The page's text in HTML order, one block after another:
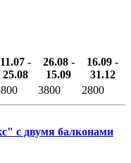
11.07 -
25.08
26.08 -
15.09
16.09 -
31.12
3800 2800
с двумя балконами